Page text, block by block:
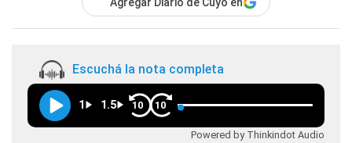
Escuchá la nota completa
1 1.5 10 10
Powered by Thinkindot Audio